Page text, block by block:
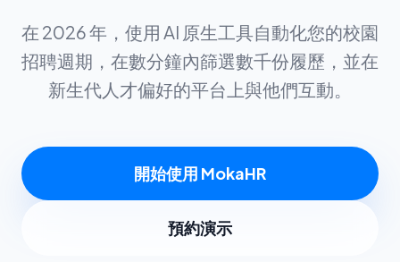
在 2026 年，使用 AI 原生工具自動化您的校園
招聘週期，在數分鐘內篩選數千份履歷，並在
新生代人才偏好的平台上與他們互動。
開始使用 MokaHR
預約演示